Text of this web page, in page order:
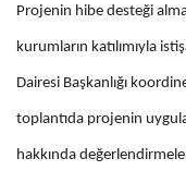
Projenin hibe desteği
kurumların katılımıyla
Dairesi Başkanlığı
toplantıda projenin
hakkında